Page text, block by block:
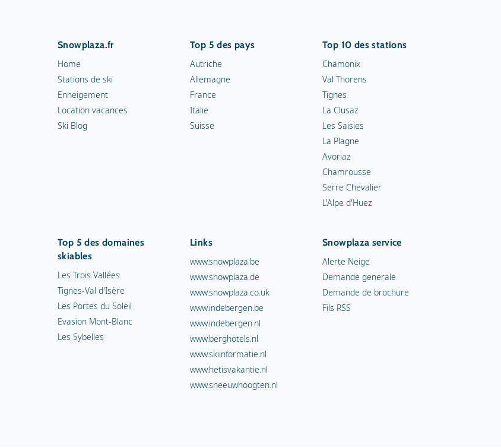
Snowplaza.fr
Home
Stations de ski
Enneigement
Location vacances
Ski Blog
Top 5 des pays
Autriche
Allemagne
France
Italie
Suisse
Top 10 des stations
Chamonix
Val Thorens
Tignes
La Clusaz
Les Saisies
La Plagne
Avoriaz
Chamrousse
Serre Chevalier
L'Alpe d'Huez
Top 5 des domaines
skiables
Les Trois Vallées
Tignes-Val d'Isère
Les Portes du Soleil
Evasion Mont-Blanc
Les Sybelles
Links
www.snowplaza.be
www.snowplaza.de
www.snowplaza.co.uk
www.indebergen.be
www.indebergen.nl
www.berghotels.nl
www.skiinformatie.nl
www.hetisvakantie.nl
www.sneeuwhoogten.nl
Snowplaza service
Alerte Neige
Demande generale
Demande de brochure
Fils RSS